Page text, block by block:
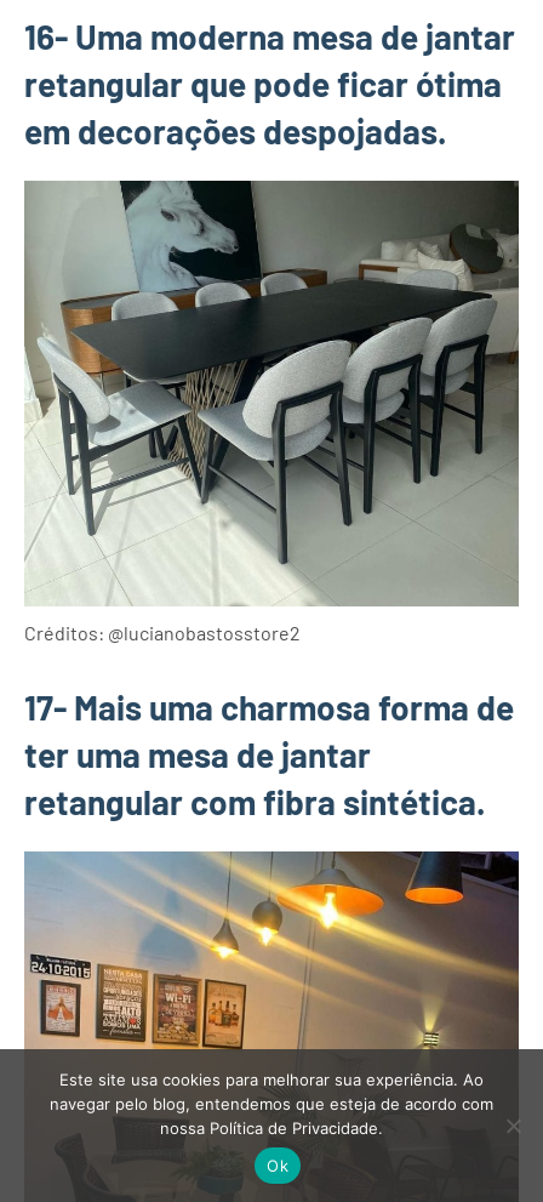
16- Uma moderna mesa de jantar
retangular que pode ficar ótima
em decorações despojadas.
Créditos: @lucianobastosstore2
17- Mais uma charmosa forma de
ter uma mesa de jantar
retangular com fibra sintética.
Este site usa cookies para melhorar sua experiência. Ao
navegar pelo blog, entendemos que esteja de acordo com
nossa Política de Privacidade.
Ok